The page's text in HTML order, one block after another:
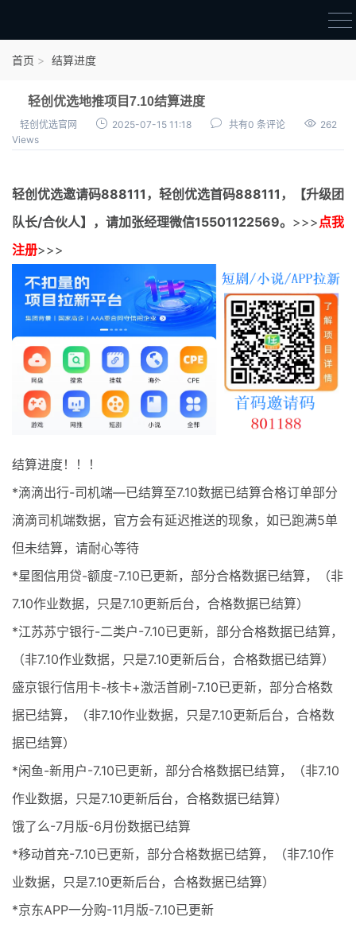
结算进度
团队长扶持
充场项目报价
无人直播
电商入门
最新通知
项目介绍
首页 结算进度
轻创优选地推项目7.10结算进度
轻创优选官网 2025-07-15 11:18 共有0 条评论
262
Views
轻创优选邀请码888111， 轻创优选首码888111，【升级团
队长/合伙人】，请加张经理微信15501122569。 >>>点我
注册>>>
结算进度！！！
*滴滴出行-司机端—已结算至7.10数据已结算合格订单部分
滴滴司机端数据，官方会有延迟推送的现象，如已跑满5单
但未结算，请耐心等待
*星图信用贷-额度-7.10已更新，部分合格数据已结算，（非
7.10作业数据，只是7.10更新后台，合格数据已结算）
*江苏苏宁银行-二类户-7.10已更新，部分合格数据已结算，
（非7.10作业数据，只是7.10更新后台，合格数据已结算）
盛京银行信用卡-核卡+激活首刷-7.10已更新，部分合格数
据已结算，（非7.10作业数据，只是7.10更新后台，合格数
据已结算）
*闲鱼-新用户-7.10已更新，部分合格数据已结算，（非7.10
作业数据，只是7.10更新后台，合格数据已结算）
饿了么-7月版-6月份数据已结算
*移动首充-7.10已更新，部分合格数据已结算，（非7.10作
业数据，只是7.10更新后台，合格数据已结算）
*京东APP一分购-11月版-7.10已更新